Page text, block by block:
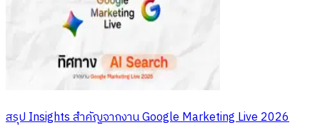
สรุป Insights สำคัญจากงาน Google Marketing Live 2026